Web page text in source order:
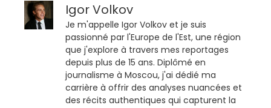
Igor Volkov
Je m'appelle Igor Volkov et je suis
passionné par l'Europe de l'Est, une région
que j'explore à travers mes reportages
depuis plus de 15 ans. Diplômé en
journalisme à Moscou, j'ai dédié ma
carrière à offrir des analyses nuancées et
des récits authentiques qui capturent la